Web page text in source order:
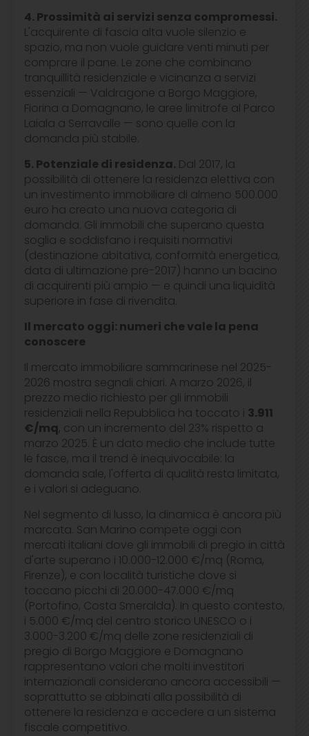
4. Prossimità ai servizi senza compromessi.
L'acquirente di fascia alta vuole silenzio e
spazio, ma non vuole guidare venti minuti per
comprare il pane. Le zone che combinano
tranquillità residenziale e vicinanza a servizi
essenziali — Valdragone a Borgo Maggiore,
Fiorina a Domagnano, le aree limitrofe al Parco
Laiala a Serravalle — sono quelle con la
domanda più stabile.
5. Potenziale di residenza. Dal 2017, la
possibilità di ottenere la residenza elettiva con
un investimento immobiliare di almeno 500.000
euro ha creato una nuova categoria di
domanda. Gli immobili che superano questa
soglia e soddisfano i requisiti normativi
(destinazione abitativa, conformità energetica,
data di ultimazione pre-2017) hanno un bacino
di acquirenti più ampio — e quindi una liquidità
superiore in fase di rivendita.
Il mercato oggi: numeri che vale la pena
conoscere
Il mercato immobiliare sammarinese nel 2025-
2026 mostra segnali chiari. A marzo 2026, il
prezzo medio richiesto per gli immobili
residenziali nella Repubblica ha toccato i 3.911
€/mq, con un incremento del 23% rispetto a
marzo 2025. È un dato medio che include tutte
le fasce, ma il trend è inequivocabile: la
domanda sale, l'offerta di qualità resta limitata,
e i valori si adeguano.
Nel segmento di lusso, la dinamica è ancora più
marcata. San Marino compete oggi con
mercati italiani dove gli immobili di pregio in città
d'arte superano i 10.000-12.000 €/mq (Roma,
Firenze), e con località turistiche dove si
toccano picchi di 20.000-47.000 €/mq
(Portofino, Costa Smeralda). In questo contesto,
i 5.000 €/mq del centro storico UNESCO o i
3.000-3.200 €/mq delle zone residenziali di
pregio di Borgo Maggiore e Domagnano
rappresentano valori che molti investitori
internazionali considerano ancora accessibili —
soprattutto se abbinati alla possibilità di
ottenere la residenza e accedere a un sistema
fiscale competitivo.